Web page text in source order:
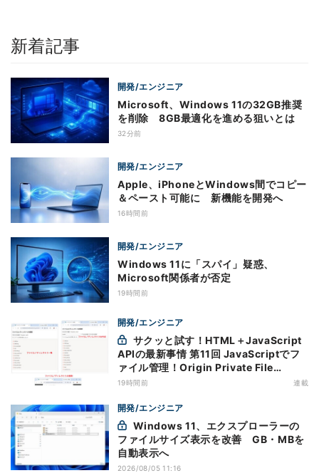
新着記事
開発/エンジニア
Microsoft、Windows 11の32GB推奨
を削除 8GB最適化を進める狙いとは
32分前
開発/エンジニア
Apple、iPhoneとWindows間でコピー
＆ペースト可能に 新機能を開発へ
16時間前
開発/エンジニア
Windows 11に「スパイ」疑惑、
Microsoft関係者が否定
19時間前
開発/エンジニア
APIの最新事情 第11回 JavaScriptでフ
ァイル管理！Origin Private File
Systemを活用する
19時間前 連載
開発/エンジニア
ファイルサイズ表示を改善 GB・MBを
自動表示へ
2026/08/05 11:16